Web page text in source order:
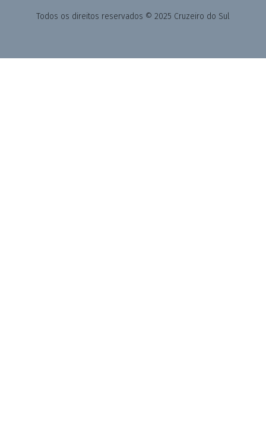
Todos os direitos reservados © 2025 Cruzeiro do Sul